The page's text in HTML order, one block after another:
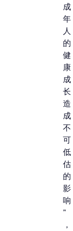
成
年
人
的
健
康
成
长
造
成
不
可
低
估
的
影
响
”
，